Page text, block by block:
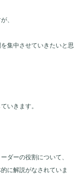
、
集中させていきたいと思
いきます。
ダーの役割について、
に解説がなされていま